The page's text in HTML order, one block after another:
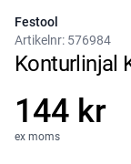
Festool
Artikelnr: 576984
Konturlinjal
144 kr
ex moms